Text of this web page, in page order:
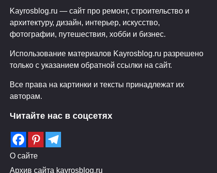
Kayrosblog.ru — сайт про ремонт, строительство и
архитектуру, дизайн, интерьер, искусство,
фотографии, путешествия, хобби и бизнес.
Использование материалов Kayrosblog.ru разрешено
только с указанием обратной ссылки на сайт.
Все права на картинки и тексты принадлежат их
авторам.
Читайте нас в соцсетях
О сайте
Архив сайта kayrosblog.ru